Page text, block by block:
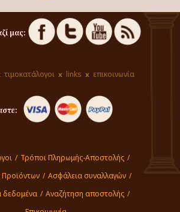
μας:
τιμοκατάλογοι links επικοινωνία
/ Τρόποι Πληρωμής-Αποστολής /
/ Ασφάλεια συναλλαγών /
/ Αναζήτηση αποστολής /